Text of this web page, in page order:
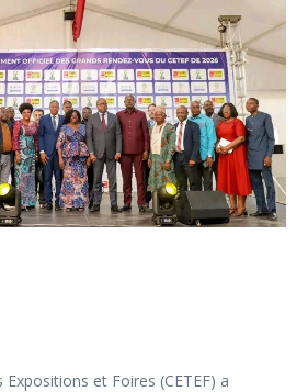
et Foires (CETEF) a